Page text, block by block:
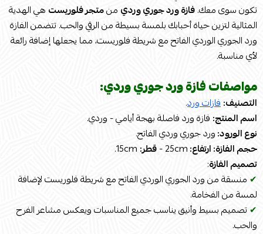
تكون سوى معك.فازة ورد جوري وردي منمتجر فلوريست هي الهدية
المثالية لتزين حياة أحبابك بلمسة بسيطة من الرقي والحب. تتضمن الفازة
ورد الجوري الوردي الفاتح مع شريطة فلوريست، مما يجعلها إضافة رائعة
لأي مناسبة.
مواصفات فازة ورد جوري وردي:
التصنيف:فازات ورد.
اسم المنتج: فازة ورد فاصلة بهجة أيامي - وردي.
نوع الورود:ورد جوري وردي الفاتح.
حجم الفازة: ارتفاع:25cm - قطر:
تصميم الفازة:
✔ منسقة من ورد الجوري الوردي الفاتح مع شريطة فلوريست لإضافة
لمسة من الفخامة.
✔تصميم بسيط وأنيق يناسب جميع المناسبات ويعكس مشاعر الفرح
والحب.